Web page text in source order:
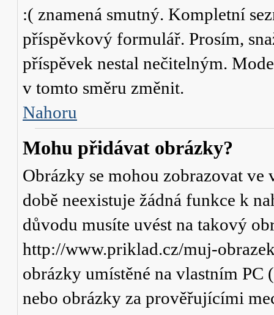
:( znamená smutný. Kompletní
příspěvkový formulář. Prosím,
příspěvek nestal nečitelným.
v tomto směru změnit.
Nahoru
Mohu přidávat obrázky?
Obrázky se mohou zobrazovat
době neexistuje žádná funkce k
důvodu musíte uvést na takový
http://www.priklad.cz/muj-
obrázky umístěné na vlastním PC
nebo obrázky za prověřujícími